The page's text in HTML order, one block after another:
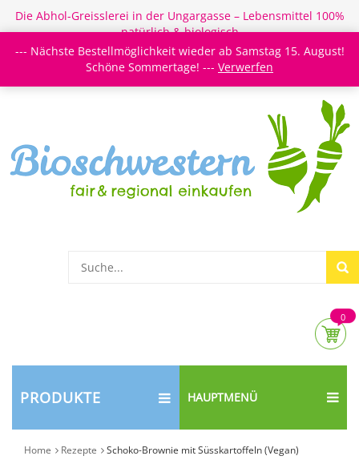
Die Abhol-Greisslerei in der Ungargasse – Lebensmittel 100%
natürlich & biologisch
Login/Register Newsletter Meine Merkzettel
0
PRODUKTE HAUPTMENÜ
Home Rezepte Schoko-Brownie mit Süsskartoffeln (Vegan)
--- Nächste Bestellmöglichkeit wieder ab Samstag 15. August!
Schöne Sommertage! --- Verwerfen